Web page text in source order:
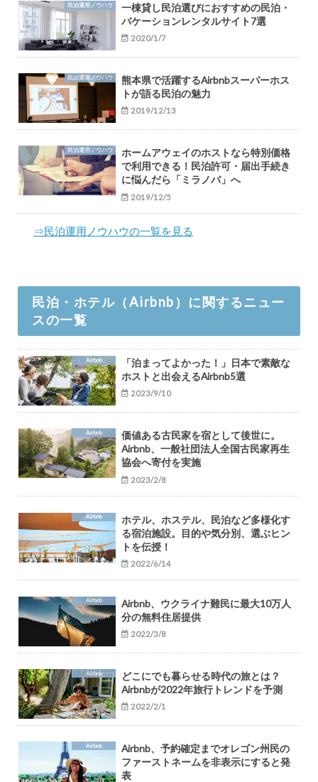
民泊運用ノウハウ
一棟貸し民泊選びにおすすめの民泊・
バケーションレンタルサイト7選
2020/1/7
民泊運用ノウハウ
熊本県で活躍するAirbnbスーパーホス
トが語る民泊の魅力
2019/12/13
民泊運用ノウハウ
ホームアウェイのホストなら特別価格
で利用できる！民泊許可・届出手続き
に悩んだら「ミラノバ」へ
2019/12/5
⇒民泊運用ノウハウの一覧を見る
民泊・ホテル（Airbnb）に関するニュー
スの一覧
Airbnb
「泊まってよかった！」日本で素敵な
ホストと出会えるAirbnb5選
2023/9/10
Airbnb
価値ある古民家を宿として後世に。
Airbnb、一般社団法人全国古民家再生
協会へ寄付を実施
2023/2/8
Airbnb
ホテル、ホステル、民泊など多様化す
る宿泊施設。目的や気分別、選ぶヒン
トを伝授！
2022/6/14
Airbnb
Airbnb、ウクライナ難民に最大10万人
分の無料住居提供
2022/3/8
Airbnb
どこにでも暮らせる時代の旅とは？
Airbnbが2022年旅行トレンドを予測
2022/2/1
Airbnb
Airbnb、予約確定までオレゴン州民の
ファーストネームを非表示にすると発
表